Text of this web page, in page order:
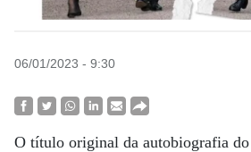
06/01/2023 - 9:30
O título original da autobiografia